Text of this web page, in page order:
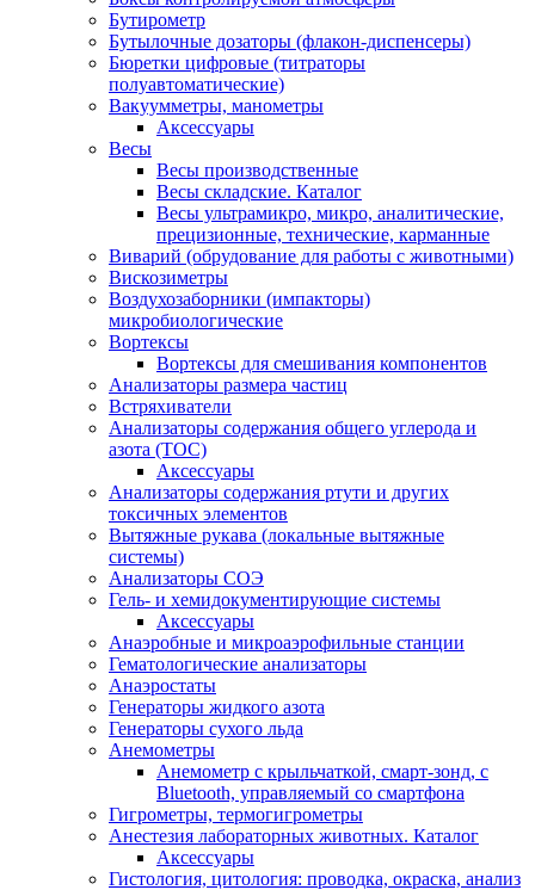
Бутирометр
Бутылочные дозаторы (флакон-диспенсеры)
Бюретки цифровые (титраторы
полуавтоматические)
Вакуумметры, манометры
Аксессуары
Весы
Весы производственные
Весы складские. Каталог
Весы ультрамикро, микро, аналитические,
прецизионные, технические, карманные
Виварий (обрудование для работы с животными)
Вискозиметры
Воздухозаборники (импакторы)
микробиологические
Вортексы
Вортексы для смешивания компонентов
Анализаторы размера частиц
Встряхиватели
Анализаторы содержания общего углерода и
азота (ТОС)
Аксессуары
Анализаторы содержания ртути и других
токсичных элементов
Вытяжные рукава (локальные вытяжные
системы)
Анализаторы СОЭ
Гель- и хемидокументирующие системы
Аксессуары
Анаэробные и микроаэрофильные станции
Гематологические анализаторы
Анаэростаты
Генераторы жидкого азота
Генераторы сухого льда
Анемометры
Анемометр с крыльчаткой, смарт-зонд, с
Bluetooth, управляемый со смартфона
Гигрометры, термогигрометры
Анестезия лабораторных животных. Каталог
Аксессуары
Гистология, цитология: проводка, окраска, анализ